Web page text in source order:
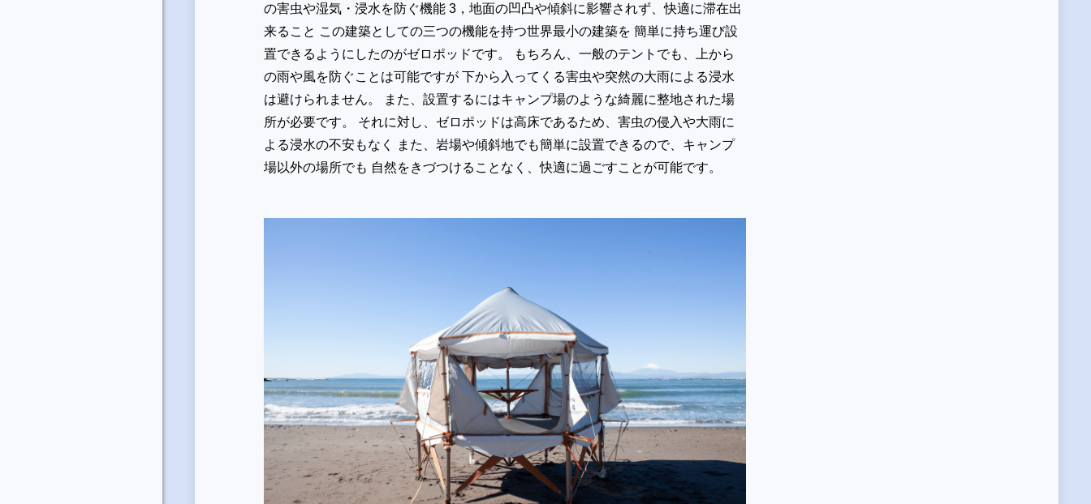
の害虫や湿気・浸水を防ぐ機能 3，地面の凹凸や傾斜に影響されず、快適に滞在出
来ること この建築としての三つの機能を持つ世界最小の建築を 簡単に持ち運び設
置できるようにしたのがゼロポッドです。 もちろん、一般のテントでも、上から
の雨や風を防ぐことは可能ですが 下から入ってくる害虫や突然の大雨による浸水
は避けられません。 また、設置するにはキャンプ場のような綺麗に整地された場
所が必要です。 それに対し、ゼロポッドは高床であるため、害虫の侵入や大雨に
よる浸水の不安もなく また、岩場や傾斜地でも簡単に設置できるので、キャンプ
場以外の場所でも 自然をきづつけることなく、快適に過ごすことが可能です。